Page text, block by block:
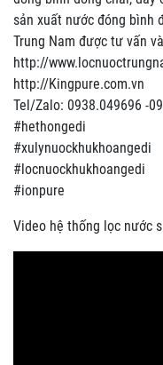
sản xuất nước đóng bình
Trung Nam được tư vấn
http://
http://Kingpure.com.vn
Tel/Zalo: 0938.049696 -
#hethongedi
#xulynuockhukhoangedi
#locnuockhukhoangedi
#ionpure
Video hệ thống lọc nước